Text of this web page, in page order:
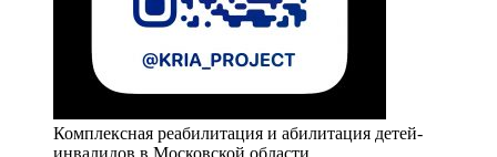
Комплексная реабилитация и абилитация детей-